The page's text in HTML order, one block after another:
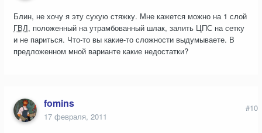
Блин, не хочу я эту сухую стяжку. Мне кажется можно на 1 слой
ГВЛ, положенный на утрамбованный шлак, залить ЦПС на сетку
и не париться. Что-то вы какие-то сложности выдумываете. В
предложенном мной варианте какие недостатки?
fomins
17 февраля, 2011
#10